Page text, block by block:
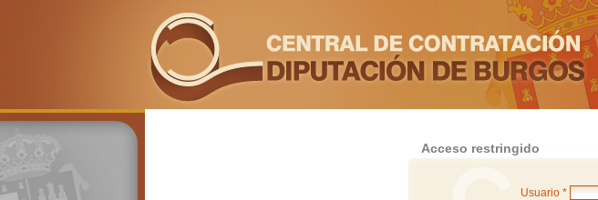
Acceso restringido
Usuario *